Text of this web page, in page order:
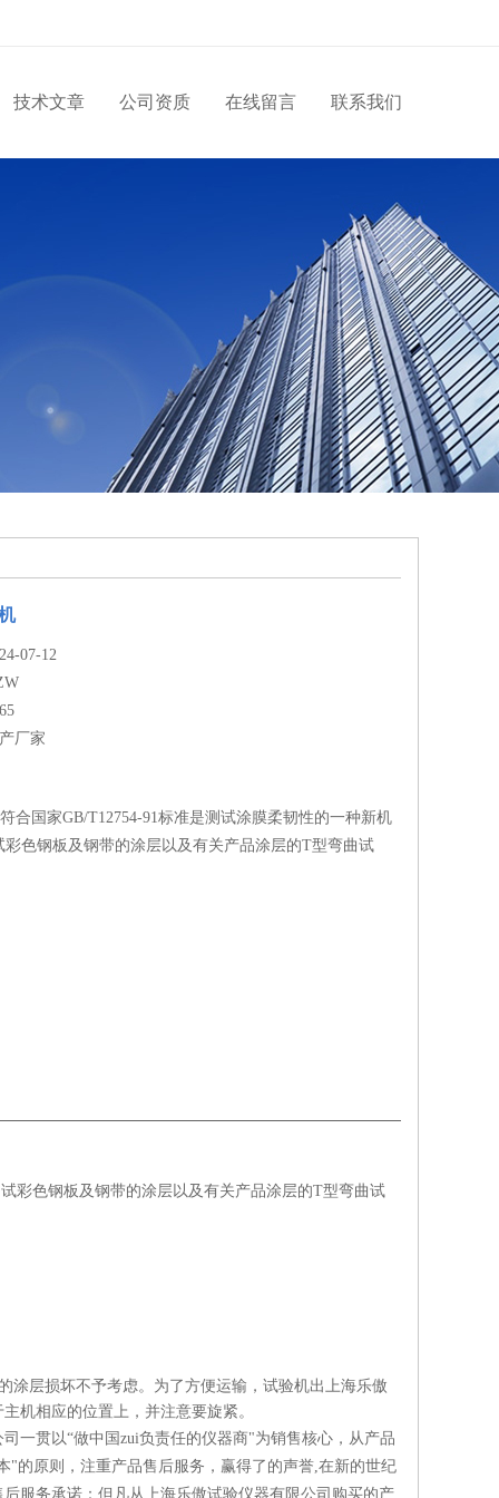
技术文章 公司资质 在线留言 联系我们
07-12
厂家
合国家GB/T12754-91标准是测试涂膜柔韧性的一种新机
彩色钢板及钢带的涂层以及有关产品涂层的T型弯曲试
彩色钢板及钢带的涂层以及有关产品涂层的T型弯曲试
涂层损坏不予考虑。 为了方便运输，试验机出上海乐傲
机相应的位置上，并注意要旋紧。
一贯以“做中国zui负责任的仪器商"为销售核心，从产品
"的原则，注重产品售后服务，赢得了的声誉,在新的世纪
服务承诺：但凡从上海乐傲试验仪器有限公司购买的产